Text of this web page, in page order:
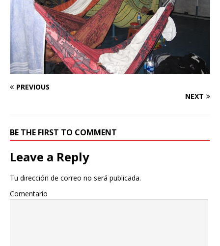
PREVIOUS
NEXT
BE THE FIRST TO COMMENT
Leave a Reply
Tu dirección de correo no será publicada.
Comentario